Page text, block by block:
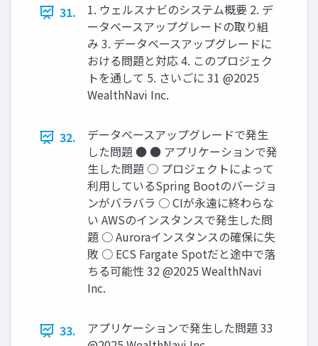
31.
1. ウェルスナビのシステム概要 2. デ
ータベースアップグレードの取り組
み 3. データベースアップグレードに
おける問題と対応 4. このプロジェク
トを通して 5. さいごに 31 @2025
WealthNavi Inc.
32.
データベースアップグレードで発⽣
した問題 ● ● アプリケーションで発
⽣した問題 ○ プロジェクトによって
利⽤しているSpring Bootのバージョ
ンがバラバラ ○ CIが永遠に終わらな
い AWSのインスタンスで発⽣した問
題 ○ Auroraインスタンスの確保に失
敗 ○ ECS Fargate Spotだと途中で落
ちる可能性 32 @2025 WealthNavi
Inc.
33.
アプリケーションで発⽣した問題 33